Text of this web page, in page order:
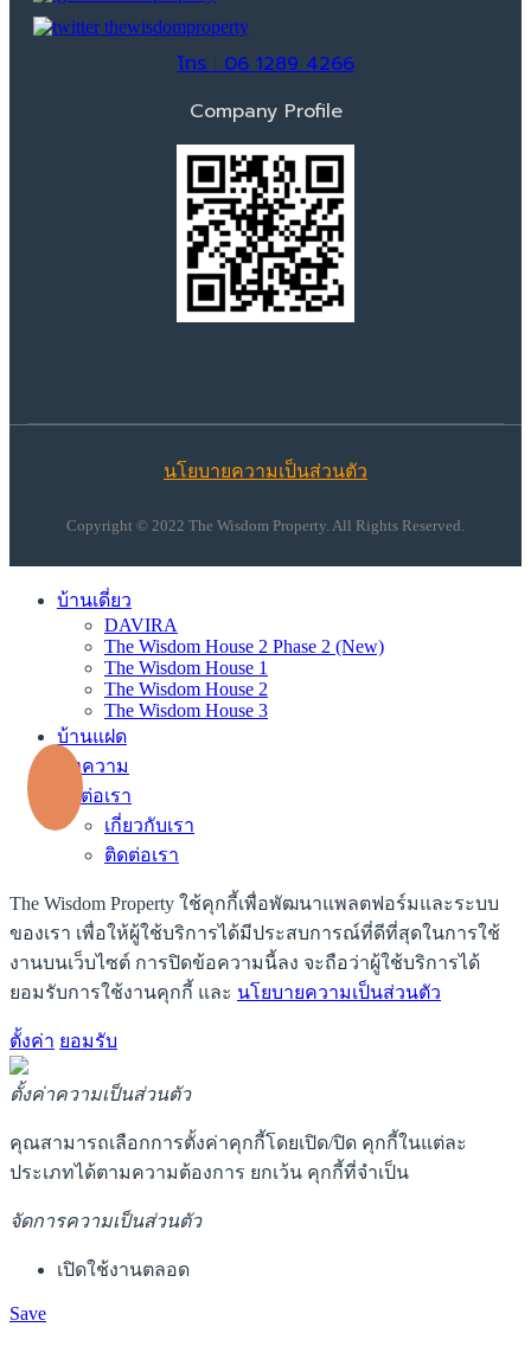
โทร : 06 1289 4266
Company Profile
นโยบายความเป็นส่วนตัว
Copyright © 2022 The Wisdom Property. All Rights Reserved.
บ้านเดี่ยว
DAVIRA
The Wisdom House 2 Phase 2 (New)
The Wisdom House 1
The Wisdom House 2
The Wisdom House 3
บ้านแฝด
บทความ
ติดต่อเรา
เกี่ยวกับเรา
ติดต่อเรา
The Wisdom Property ใช้คุกกี้เพื่อพัฒนาแพลตฟอร์มและระบบ
ของเรา เพื่อให้ผู้ใช้บริการได้มีประสบการณ์ที่ดีที่สุดในการใช้
งานบนเว็บไซต์ การปิดข้อความนี้ลง จะถือว่าผู้ใช้บริการได้
ยอมรับการใช้งานคุกกี้ และ นโยบายความเป็นส่วนตัว
ตั้งค่า ยอมรับ
ตั้งค่าความเป็นส่วนตัว
คุณสามารถเลือกการตั้งค่าคุกกี้โดยเปิด/ปิด คุกกี้ในแต่ละ
ประเภทได้ตามความต้องการ ยกเว้น คุกกี้ที่จำเป็น
จัดการความเป็นส่วนตัว
เปิดใช้งานตลอด
Save